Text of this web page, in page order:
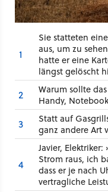
1
Sie statteten
aus, um zu
hatte er eine
längst gelöscht
2
Warum sollte
Handy,
3
Statt auf
ganz andere Art
4
Javier,
Strom raus, ich
dass er je nach
vertragliche